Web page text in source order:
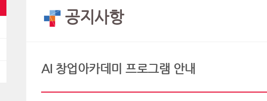
공지사항
AI 창업아카데미 프로그램 안내